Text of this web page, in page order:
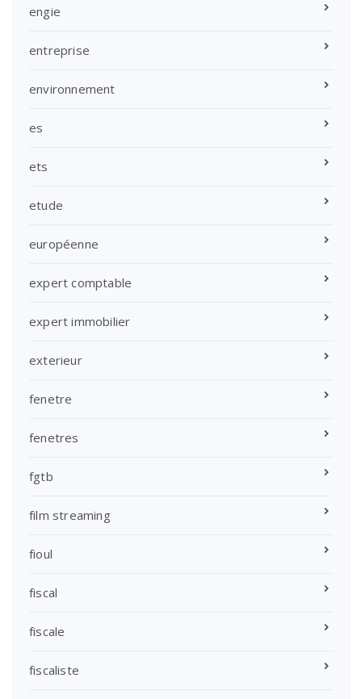
engie
entreprise
environnement
es
ets
etude
européenne
expert comptable
expert immobilier
exterieur
fenetre
fenetres
fgtb
film streaming
fioul
fiscal
fiscale
fiscaliste